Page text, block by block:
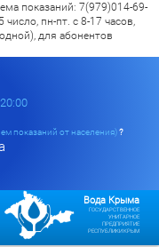
показаний: 7(979)014-69-
пн-пт. с 8-17 часов,
для абонентов
показаний от населения)?
Вода Крыма
ГОСУДАРСТВЕННОЕ
УНИТАРНОЕ
ПРЕДПРИЯТИЕ
РЕСПУБЛИКИ КРЫМ